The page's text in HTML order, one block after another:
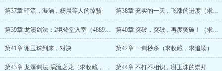
第37章 暗流，漩涡，杨晨等人的惊骇 第38章 充实的一天，飞涨的进度（求收藏，求追读）
第39章 龙溪剑法：2境登堂入室（4889/4900） 第40章 突破，突破，再度突破！（求收藏，求追读）
第41章 谢玉珠到来，对决 第42章 一剑秒杀（求收藏，求追读）
第43章 龙溪剑法·涡流之龙（求收藏，求追读） 第44章 不打不相识，谢玉珠的崇拜